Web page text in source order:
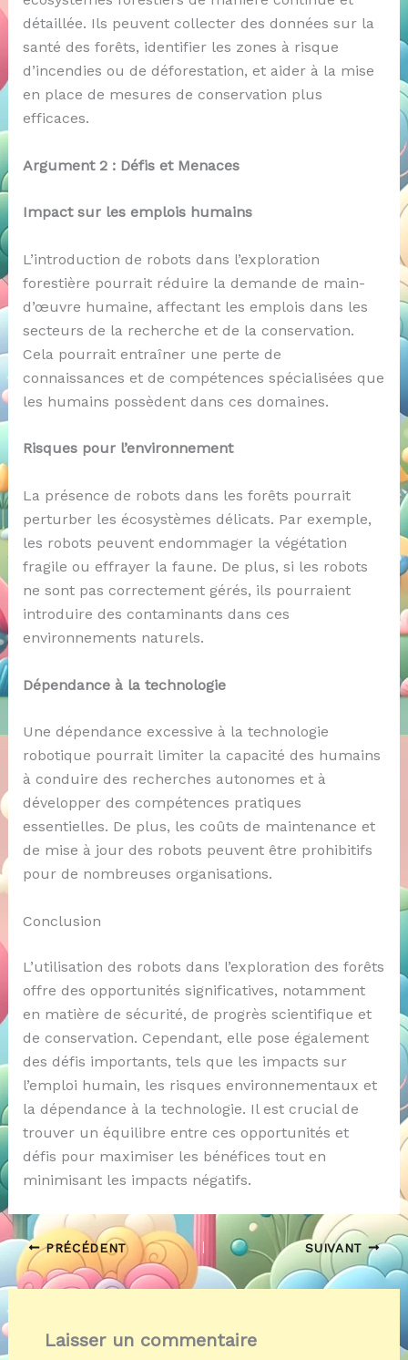
détaillée. Ils peuvent collecter des données sur la
santé des forêts, identifier les zones à risque
d’incendies ou de déforestation, et aider à la mise
en place de mesures de conservation plus
efficaces.
Argument 2 : Défis et Menaces
Impact sur les emplois humains
L’introduction de robots dans l’exploration
forestière pourrait réduire la demande de main-
d’œuvre humaine, affectant les emplois dans les
secteurs de la recherche et de la conservation.
Cela pourrait entraîner une perte de
connaissances et de compétences spécialisées que
les humains possèdent dans ces domaines.
Risques pour l’environnement
La présence de robots dans les forêts pourrait
perturber les écosystèmes délicats. Par exemple,
les robots peuvent endommager la végétation
fragile ou effrayer la faune. De plus, si les robots
ne sont pas correctement gérés, ils pourraient
introduire des contaminants dans ces
environnements naturels.
Dépendance à la technologie
Une dépendance excessive à la technologie
robotique pourrait limiter la capacité des humains
à conduire des recherches autonomes et à
développer des compétences pratiques
essentielles. De plus, les coûts de maintenance et
de mise à jour des robots peuvent être prohibitifs
pour de nombreuses organisations.
Conclusion
L’utilisation des robots dans l’exploration des forêts
offre des opportunités significatives, notamment
en matière de sécurité, de progrès scientifique et
de conservation. Cependant, elle pose également
des défis importants, tels que les impacts sur
l’emploi humain, les risques environnementaux et
la dépendance à la technologie. Il est crucial de
trouver un équilibre entre ces opportunités et
défis pour maximiser les bénéfices tout en
minimisant les impacts négatifs.
PRÉCÉDENT SUIVANT
Laisser un commentaire